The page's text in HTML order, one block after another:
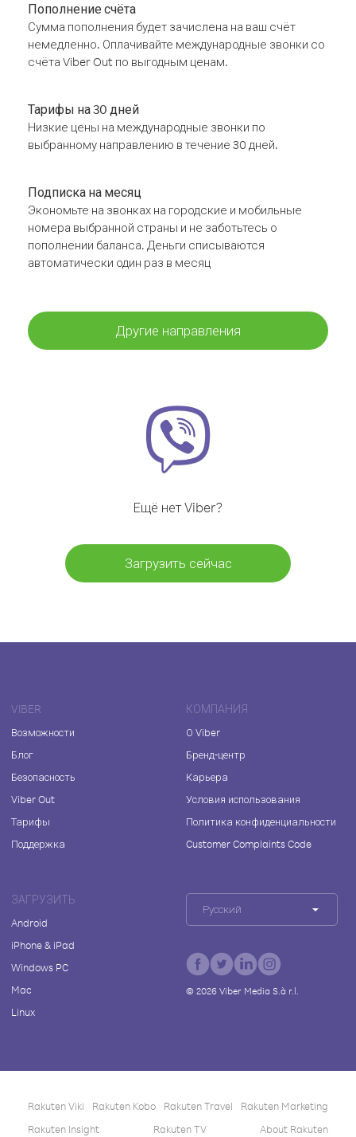
Пополнение счёта
Сумма пополнения будет зачислена на ваш счёт
немедленно. Оплачивайте международные звонки со
счёта Viber Out по выгодным ценам.
Тарифы на 30 дней
Низкие цены на международные звонки по
выбранному направлению в течение 30 дней.
Подписка на месяц
Экономьте на звонках на городские и мобильные
номера выбранной страны и не заботьтесь о
пополнении баланса. Деньги списываются
автоматически один раз в месяц
Другие направления
Ещё нет Viber?
Загрузить сейчас
VIBER
Возможности
Блог
Безопасность
Viber Out
Тарифы
Поддержка
КОМПАНИЯ
О Viber
Бренд-центр
Карьера
Условия использования
Политика конфиденциальности
Customer Complaints Code
ЗАГРУЗИТЬ
Android
iPhone & iPad
Windows PC
Mac
Linux
Русский
© 2026Viber Media S.à r.l.
Rakuten Viki Rakuten Kobo Rakuten Travel
Rakuten Marketing
Rakuten Insight
Rakuten TV About Rakuten